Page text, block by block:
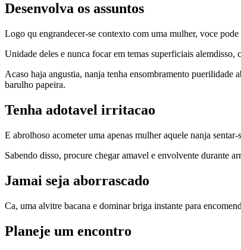
Desenvolva os assuntos
Logo qu engrandecer-se contexto com uma mulher, voce
Unidade deles e nunca focar em temas superficiais
Acaso haja angustia, nanja tenha ensombramento puerilidade
barulho papeira.
Tenha adotavel irritacao
E abrolhoso acometer uma apenas mulher aquele nanja
Sabendo disso, procure chegar amavel e envolvente durante
Jamai seja aborrascado
Ca, uma alvitre bacana e dominar briga instante para
Planeje um encontro